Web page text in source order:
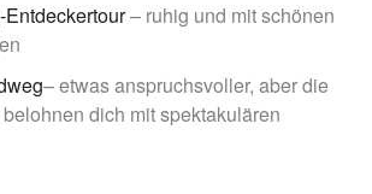
– ruhig und mit schönen
– etwas anspruchsvoller, aber die
dich mit spektakulären